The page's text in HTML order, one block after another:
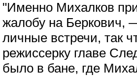
"Именно Михалков
жалобу на Беркович,
личные встречи, так
режиссерку главе
было в бане, где